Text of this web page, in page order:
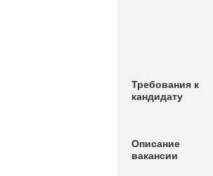
Требования к
кандидату
Описание
вакансии